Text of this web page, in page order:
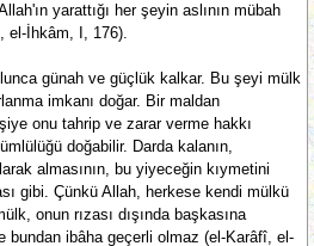
yarattığı her şeyin aslının mübah
el-İhkâm, I, 176).
günah ve güçlük kalkar. Bu şeyi mülk
imkanı doğar. Bir maldan
onu tahrip ve zarar verme hakkı
doğabilir. Darda kalanın,
almasının, bu yiyeceğin kıymetini
gibi. Çünkü Allah, herkese kendi mülkü
onun rızası dışında başkasına
bundan ibâha geçerli olmaz (el-Karâfî, el-